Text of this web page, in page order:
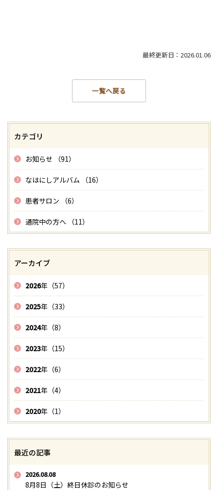
最終更新日：2026.01.06
一覧へ戻る
カテゴリ
お知らせ （91）
なはにしアルバム （16）
患者サロン （6）
通院中の方へ （11）
アーカイブ
2026年（57）
2025年（33）
2024年（8）
2023年（15）
2022年（6）
2021年（4）
2020年（1）
最近の記事
2026.08.08
8月8日（土）終日休診のお知らせ